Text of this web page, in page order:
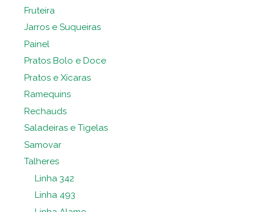
Fruteira
Jarros e Suqueiras
Painel
Pratos Bolo e Doce
Pratos e Xícaras
Ramequins
Rechauds
Saladeiras e Tigelas
Samovar
Talheres
Linha 342
Linha 493